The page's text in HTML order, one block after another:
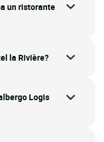
un ristorante
la Rivière?
Logis